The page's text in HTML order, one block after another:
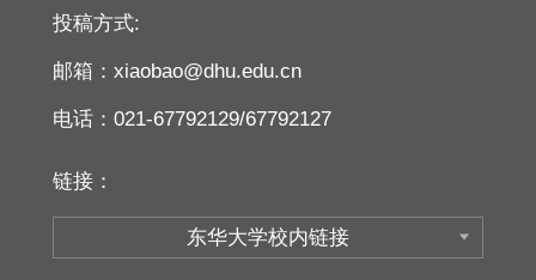
投稿方式:
邮箱：xiaobao@dhu.edu.cn
电话：021-67792129/67792127
链接：